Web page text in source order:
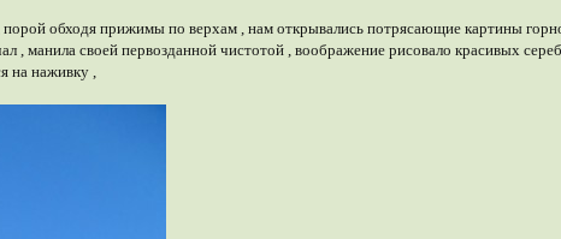
обходя прижимы по верхам , нам открывались потрясающие картины
, манила своей первозданной чистотой , воображение рисовало красивых
на наживку ,